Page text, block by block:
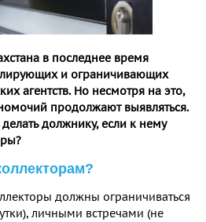
в последнее время
и ограничивающих
агентств. Но несмотря на это,
продолжают выявляться.
должнику, если к нему
должны ограничиваться
личными встречами (не